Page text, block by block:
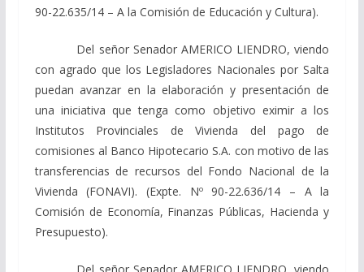
90-22.635/14 – A la Comisión de Educación y Cultura).
Del señor Senador AMERICO LIENDRO, viendo
con agrado que los Legisladores Nacionales por Salta
puedan avanzar en la elaboración y presentación de
una iniciativa que tenga como objetivo eximir a los
Institutos Provinciales de Vivienda del pago de
comisiones al Banco Hipotecario S.A. con motivo de las
transferencias de recursos del Fondo Nacional de la
Vivienda (FONAVI). (Expte. Nº 90-22.636/14 – A la
Comisión de Economía, Finanzas Públicas, Hacienda y
Presupuesto).